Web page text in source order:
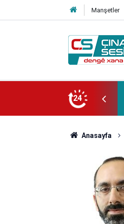
Manşetler
24
GÜNDÜZ vefat etmiştir
Anasayfa